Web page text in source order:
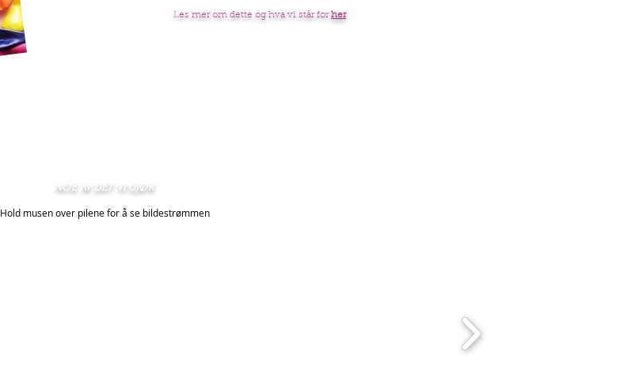
Les mer om dette og hva vi står forher
NOE AV DET VI GJØR
Hold musen over pilene for å se bildestrømmen